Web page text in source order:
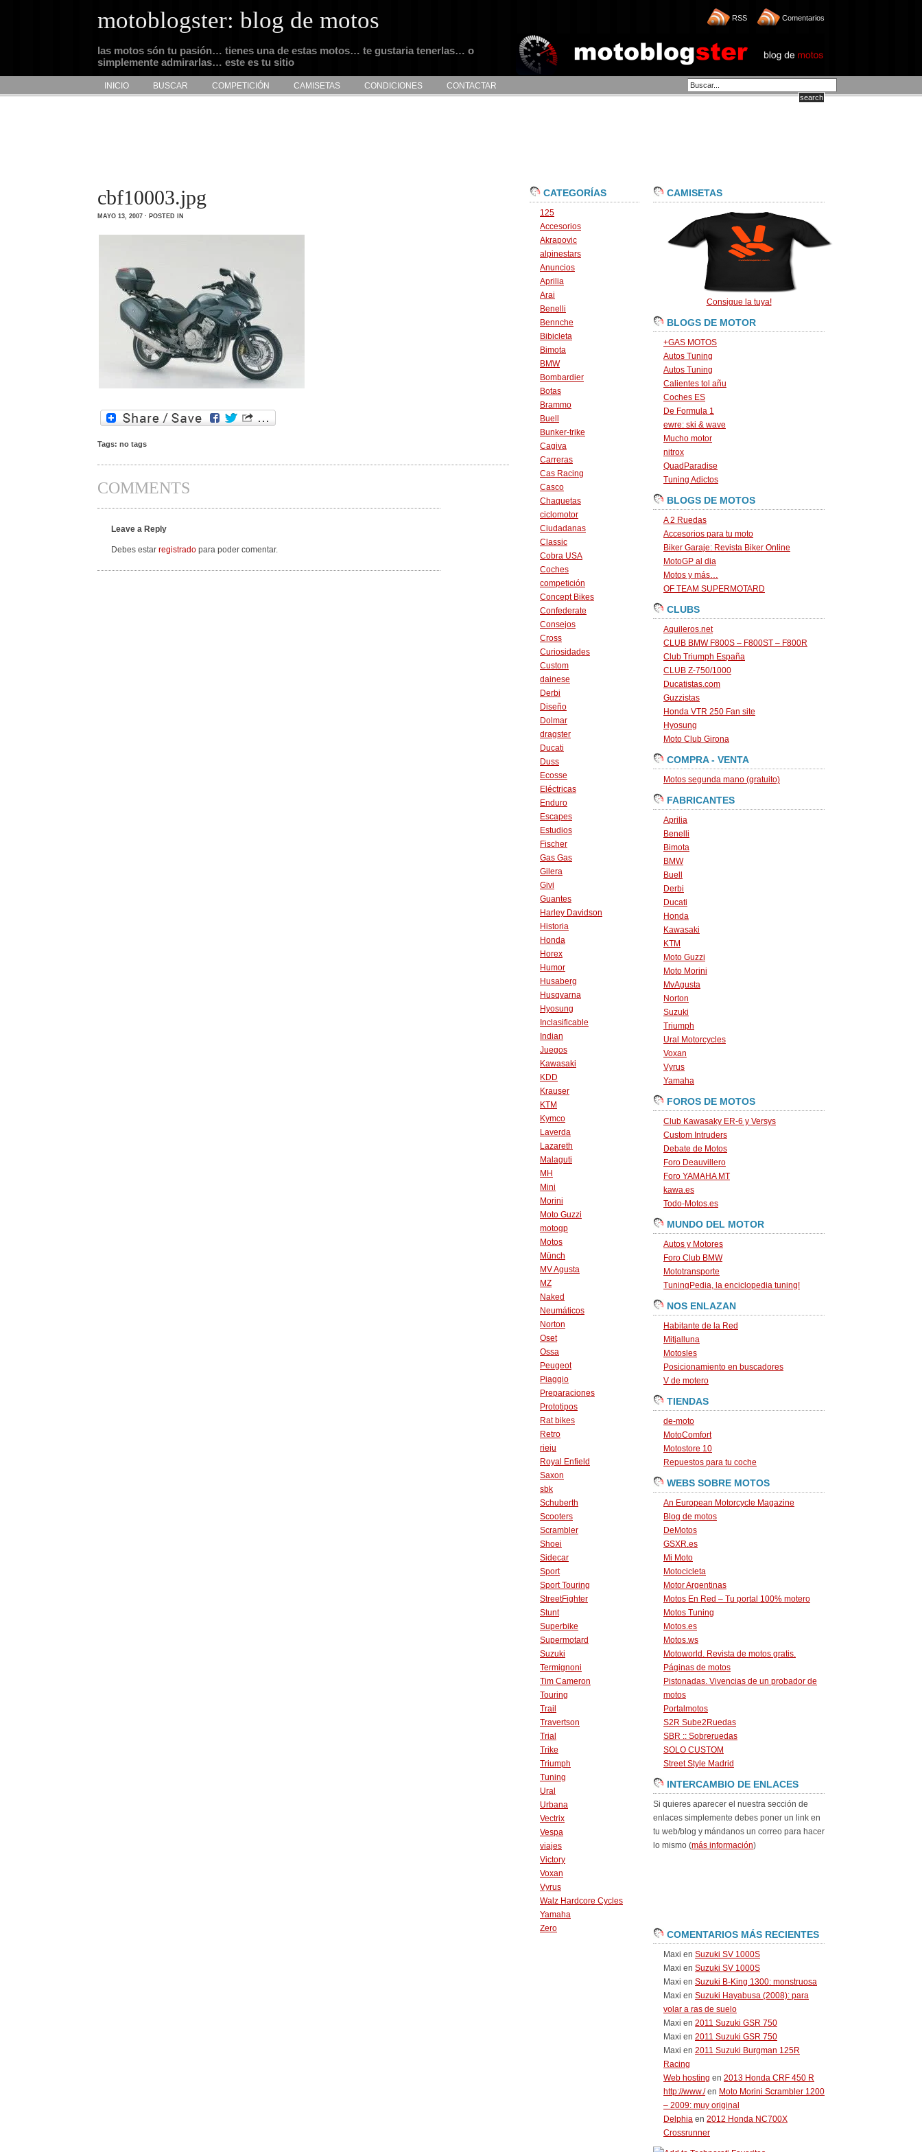
motoblogster: blog de motos
las motos són tu pasión… tienes una de estas motos… te gustaria tenerlas… o
simplemente admirarlas… este es tu sitio
RSS Comentarios
INICIO BUSCAR COMPETICIÓN CAMISETAS CONDICIONES CONTACTAR
cbf10003.jpg
MAYO 13, 2007 · POSTED IN
Tags: no tags
COMMENTS
Leave a Reply
Debes estar registrado para poder comentar.
CATEGORÍAS
125
Accesorios
Akrapovic
alpinestars
Anuncios
Aprilia
Arai
Benelli
Bennche
Bibicleta
Bimota
BMW
Bombardier
Botas
Brammo
Buell
Bunker-trike
Cagiva
Carreras
Cas Racing
Casco
Chaquetas
ciclomotor
Ciudadanas
Classic
Cobra USA
Coches
competición
Concept Bikes
Confederate
Consejos
Cross
Curiosidades
Custom
dainese
Derbi
Diseño
Dolmar
dragster
Ducati
Duss
Ecosse
Eléctricas
Enduro
Escapes
Estudios
Fischer
Gas Gas
Gilera
Givi
Guantes
Harley Davidson
Historia
Honda
Horex
Humor
Husaberg
Husqvarna
Hyosung
Inclasificable
Indian
Juegos
Kawasaki
KDD
Krauser
KTM
Kymco
Laverda
Lazareth
Malaguti
MH
Mini
Morini
Moto Guzzi
motogp
Motos
Münch
MV Agusta
MZ
Naked
Neumáticos
Norton
Oset
Ossa
Peugeot
Piaggio
Preparaciones
Prototipos
Rat bikes
Retro
rieju
Royal Enfield
Saxon
sbk
Schuberth
Scooters
Scrambler
Shoei
Sidecar
Sport
Sport Touring
StreetFighter
Stunt
Superbike
Supermotard
Suzuki
Termignoni
Tim Cameron
Touring
Trail
Travertson
Trial
Trike
Triumph
Tuning
Ural
Urbana
Vectrix
Vespa
viajes
Victory
Voxan
Vyrus
Walz Hardcore Cycles
Yamaha
Zero
CAMISETAS
Consigue la tuya!
BLOGS DE MOTOR
+GAS MOTOS
Autos Tuning
Autos Tuning
Calientes tol añu
Coches ES
De Formula 1
ewre: ski & wave
Mucho motor
nitrox
QuadParadise
Tuning Adictos
BLOGS DE MOTOS
A 2 Ruedas
Accesorios para tu moto
Biker Garaje: Revista Biker Online
MotoGP al dia
Motos y más…
OF TEAM SUPERMOTARD
CLUBS
Aquileros.net
CLUB BMW F800S – F800ST – F800R
Club Triumph España
CLUB Z-750/1000
Ducatistas.com
Guzzistas
Honda VTR 250 Fan site
Hyosung
Moto Club Girona
COMPRA - VENTA
Motos segunda mano (gratuito)
FABRICANTES
Aprilia
Benelli
Bimota
BMW
Buell
Derbi
Ducati
Honda
Kawasaki
KTM
Moto Guzzi
Moto Morini
MvAgusta
Norton
Suzuki
Triumph
Ural Motorcycles
Voxan
Vyrus
Yamaha
FOROS DE MOTOS
Club Kawasaky ER-6 y Versys
Custom Intruders
Debate de Motos
Foro Deauvillero
Foro YAMAHA MT
kawa.es
Todo-Motos.es
MUNDO DEL MOTOR
Autos y Motores
Foro Club BMW
Mototransporte
TuningPedia, la enciclopedia tuning!
NOS ENLAZAN
Habitante de la Red
Mitjalluna
Motosles
Posicionamiento en buscadores
V de motero
TIENDAS
de-moto
MotoComfort
Motostore 10
Repuestos para tu coche
WEBS SOBRE MOTOS
An European Motorcycle Magazine
Blog de motos
DeMotos
GSXR.es
Mi Moto
Motocicleta
Motor Argentinas
Motos En Red – Tu portal 100% motero
Motos Tuning
Motos.es
Motos.ws
Motoworld. Revista de motos gratis.
Páginas de motos
Pistonadas. Vivencias de un probador de
motos
Portalmotos
S2R Sube2Ruedas
SBR :: Sobreruedas
SOLO CUSTOM
Street Style Madrid
INTERCAMBIO DE ENLACES
Si quieres aparecer el nuestra sección de
enlaces simplemente debes poner un link en
tu web/blog y mándanos un correo para hacer
lo mismo (más información)
COMENTARIOS MÁS RECIENTES
Maxi en Suzuki SV 1000S
Maxi en Suzuki SV 1000S
Maxi en Suzuki B-King 1300: monstruosa
Maxi en Suzuki Hayabusa (2008): para
volar a ras de suelo
Maxi en 2011 Suzuki GSR 750
Maxi en 2011 Suzuki GSR 750
Maxi en 2011 Suzuki Burgman 125R
Racing
Web hosting en 2013 Honda CRF 450 R
http://www./en Moto Morini Scrambler 1200
– 2009: muy original
Delphia en 2012 Honda NC700X
Crossrunner